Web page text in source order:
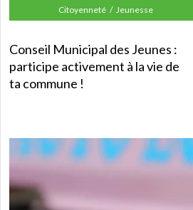
Citoyenneté Jeunesse
Conseil Municipal des Jeunes :
participe activement à la vie de
ta commune !